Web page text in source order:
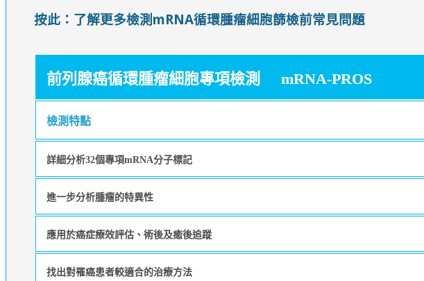
按此：了解更多檢測mRNA循環腫瘤細胞篩檢前常見問題
前列腺癌循環腫瘤細胞專項檢測 mRNA-PROS
檢測特點
詳細分析32個專項mRNA分子標記
進一步分析腫瘤的特異性
應用於癌症療效評估、術後及癒後追蹤
找出對罹癌患者較適合的治療方法